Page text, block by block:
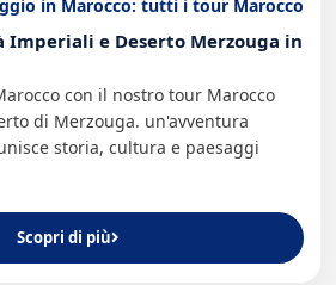
in Marocco: tutti i tour Marocco
Imperiali e Deserto Merzouga in
con il nostro tour Marocco
di Merzouga. un'avventura
storia, cultura e paesaggi
Scopri di più